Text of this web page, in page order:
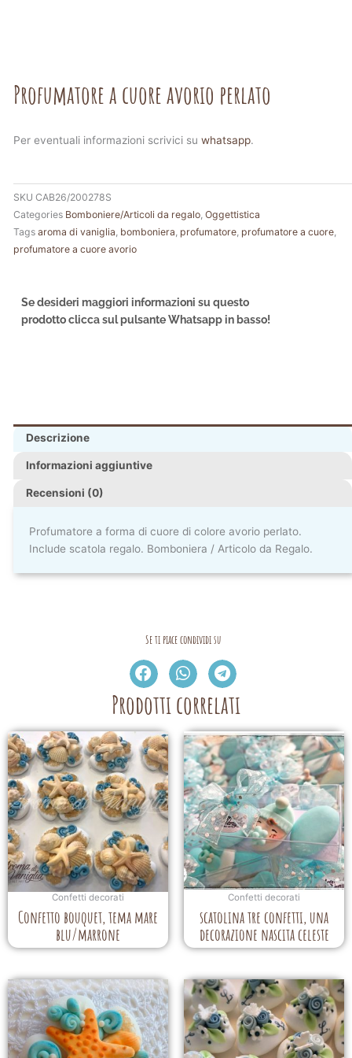
Profumatore a cuore avorio perlato
Per eventuali informazioni scrivici su whatsapp.
SKU CAB26/200278S
Categories Bomboniere/Articoli da regalo Oggettistica
Tags aroma di vaniglia bomboniera profumatore profumatore a cuore
profumatore a cuore avorio
Se desideri maggiori informazioni su questo
prodotto clicca sul pulsante Whatsapp in basso!
Descrizione
Informazioni aggiuntive
Recensioni (0)
Profumatore a forma di cuore di colore avorio perlato.
Include scatola regalo. Bomboniera / Articolo da Regalo.
Se ti piace condividi su
Prodotti correlati
Confetti decorati
Confetto bouquet, tema mare
blu/marrone
Confetti decorati
scatolina tre confetti, una
decorazione nascita celeste